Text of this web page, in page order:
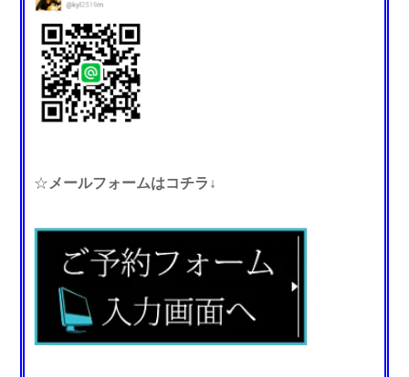
☆メールフォームはコチラ↓